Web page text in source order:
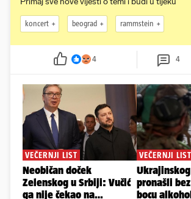
koncert beograd rammstein
4 4